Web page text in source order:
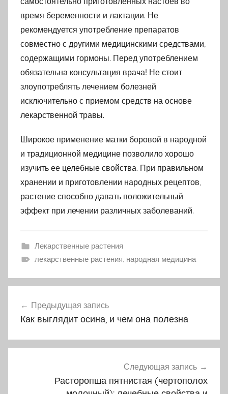
время беременности и лактации. Не
рекомендуется употребление препаратов
совместно с другими медицинскими средствами,
содержащими гормоны. Перед употреблением
обязательна консультация врача! Не стоит
злоупотреблять лечением болезней
исключительно с приемом средств на основе
лекарственной травы.
Широкое применение матки боровой в народной
и традиционной медицине позволило хорошо
изучить ее целебные свойства. При правильном
хранении и приготовлении народных рецептов,
растение способно давать положительный
эффект при лечении различных заболеваний.
Лекарственные растения
лекарственные растения, народная медицина
Навигация
по
записям
Предыдущая запись
Как выглядит осина, и чем она полезна
Следующая запись
Расторопша пятнистая (чертополох